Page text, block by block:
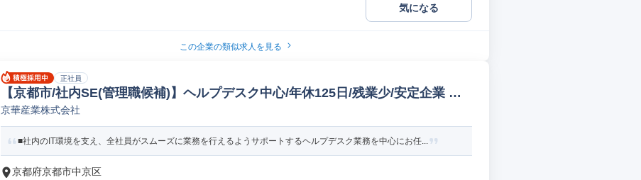
気になる
この企業の類似求人を見る
正社員
【京都市/社内SE(管理職候補)】ヘルプデスク中心/年休125日/残業少/安定企業 社
内システムエンジニア
京華産業株式会社
■社内のIT環境を支え、全社員がスムーズに業務を行えるようサポートするヘルプデスク業務を中心にお任...
京都府京都市中京区